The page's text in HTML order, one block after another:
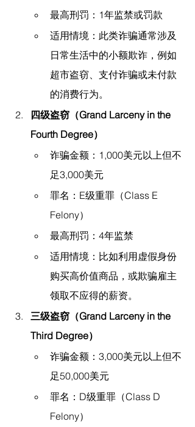
最高刑罚：1年监禁或罚款
适用情境：此类诈骗通常涉及
日常生活中的小额欺诈，例如
超市盗窃、支付诈骗或未付款
的消费行为。
四级盗窃（Grand Larceny in the
Fourth Degree）
诈骗金额：1,000美元以上但不
足3,000美元
罪名：E级重罪（Class E
Felony）
最高刑罚：4年监禁
适用情境：比如利用虚假身份
购买高价值商品，或欺骗雇主
领取不应得的薪资。
三级盗窃（Grand Larceny in the
Third Degree）
诈骗金额：3,000美元以上但不
足50,000美元
罪名：D级重罪（Class D
Felony）